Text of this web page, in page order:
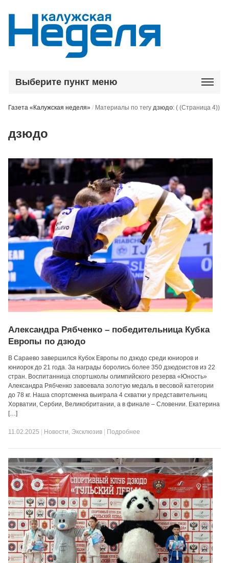
Выберите пункт меню
Газета «Калужская неделя» / Материалы по тегудзюдо: ( (Страница 4))
дзюдо
Александра Рябченко – победительница Кубка
Европы по дзюдо
В Сараево завершился Кубок Европы по дзюдо среди юниоров и
юниорок до 21 года. За награды боролись более 350 дзюдоистов из 22
стран. Воспитанница спортшколы олимпийского резерва «Юность»
Александра Рябченко завоевала золотую медаль в весовой категории
до 78 кг. Наша спортсменка выиграла 4 схватки у представительниц
Хорватии, Сербии, Великобритании, а в финале – Словении. Екатерина
[…]
11.02.2025 Новости, Эксклюзив Подробнее